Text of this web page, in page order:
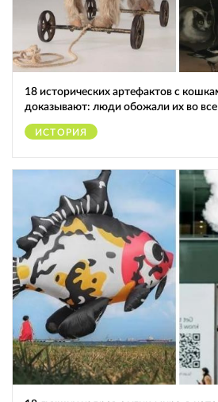
18 исторических артефактов с
доказывают: люди обожали их во
ИСТОРИЯ